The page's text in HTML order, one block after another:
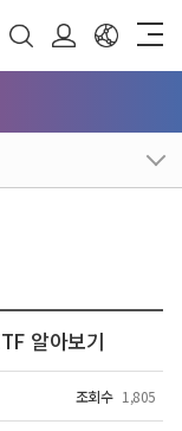
알아보기
조회수 1,805